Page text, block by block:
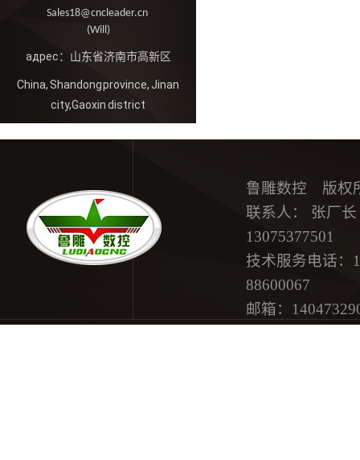
Sales18@cncleader.cn
(Will)
адрес：山东省济南市高新区
China, Shandong province, Jinan
city,Gaoxin district
鲁雕数控 版权
联系人： 张厂长
13075377501
技术服务电话：
88600067
邮箱：